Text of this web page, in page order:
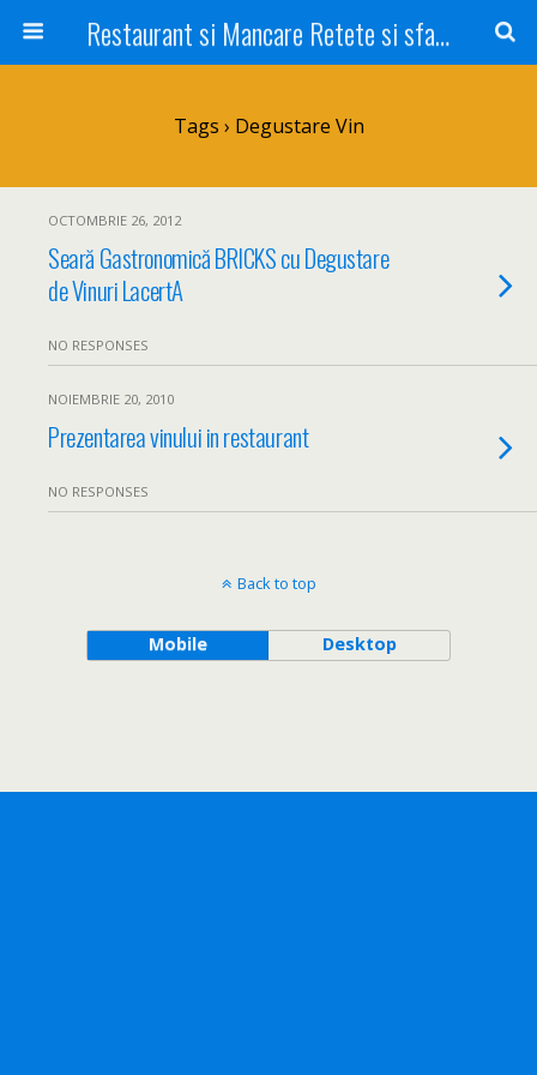
Restaurant si Mancare Retete si sfaturi Picant bun si rapid
Tags › Degustare Vin
OCTOMBRIE 26, 2012
Seară Gastronomică BRICKS cu Degustare
de Vinuri LacertA
NO RESPONSES
NOIEMBRIE 20, 2010
Prezentarea vinului in restaurant
NO RESPONSES
Back to top
Mobile Desktop